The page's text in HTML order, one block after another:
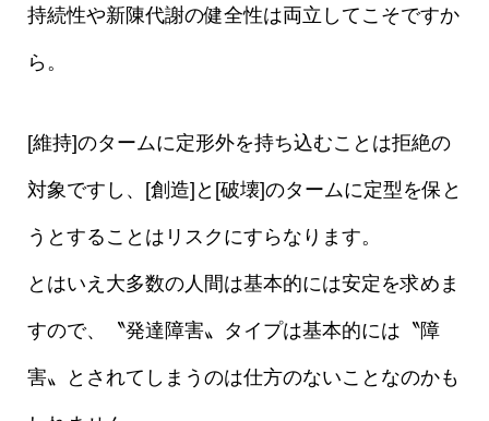
持続性や新陳代謝の健全性は両立してこそですか
ら。
[維持]のタームに定形外を持ち込むことは拒絶の
対象ですし、[創造]と[破壊]のタームに定型を保と
うとすることはリスクにすらなります。
とはいえ大多数の人間は基本的には安定を求めま
すので、〝発達障害〟タイプは基本的には〝障
害〟とされてしまうのは仕方のないことなのかも